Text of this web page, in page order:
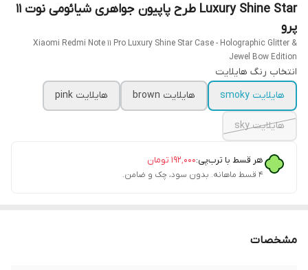
Luxury Shine Star طرح پاپیون جواهری شیائومی نوت ۱۱
پرو
Xiaomi Redmi Note 11 Pro Luxury Shine Star Case - Holographic Glitter &
Jewel Bow Edition
انتخاب رنگ هایلایت
هایلایت smoky
هایلایت brown هایلایت pink
هایلایت sky
هر قسط با ترب‌پی:۱۹۲٬۰۰۰ تومان
۴ قسط ماهانه. بدون سود، چک و ضامن.
مشخصات